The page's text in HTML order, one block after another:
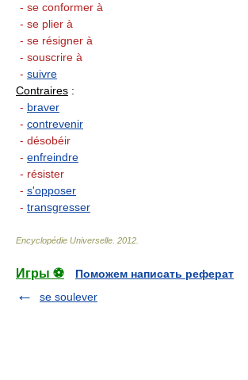
- se conformer à
- se plier à
- se résigner à
- souscrire à
- suivre
Contraires :
- braver
- contrevenir
- désobéir
- enfreindre
- résister
- s'opposer
- transgresser
Encyclopédie Universelle 2012
Игры ⚽
Поможем написать реферат
se soulever